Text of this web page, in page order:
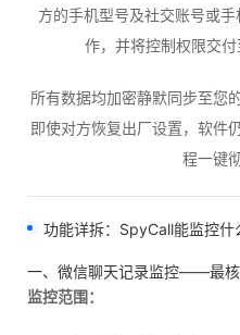
方的手机型号及社交账号或
作，并将控制权限交付
所有数据均加密静默同步至您
即使对方恢复出厂设置，软件
程一键
功能详拆：SpyCall能监控什
一、微信聊天记录监控——最
监控范围：